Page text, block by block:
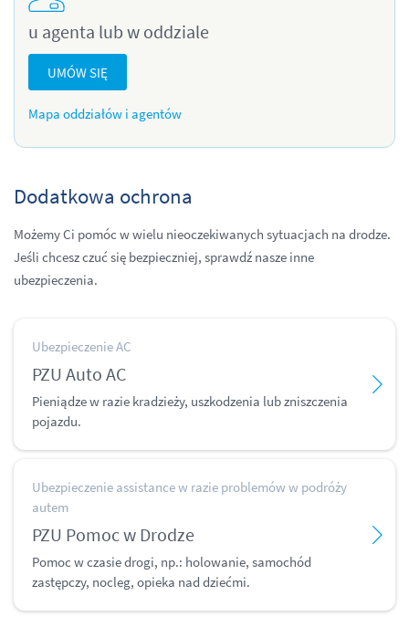
u agenta lub w oddziale
UMÓW SIĘ
Mapa oddziałów i agentów
Dodatkowa ochrona
Możemy Ci pomóc w wielu nieoczekiwanych sytuacjach na drodze.
Jeśli chcesz czuć się bezpieczniej, sprawdź nasze inne
ubezpieczenia.
Ubezpieczenie AC
PZU Auto AC
Pieniądze w razie kradzieży, uszkodzenia lub zniszczenia
pojazdu.
Ubezpieczenie assistance w razie problemów w podróży
autem
PZU Pomoc w Drodze
Pomoc w czasie drogi, np.: holowanie, samochód
zastępczy, nocleg, opieka nad dziećmi.